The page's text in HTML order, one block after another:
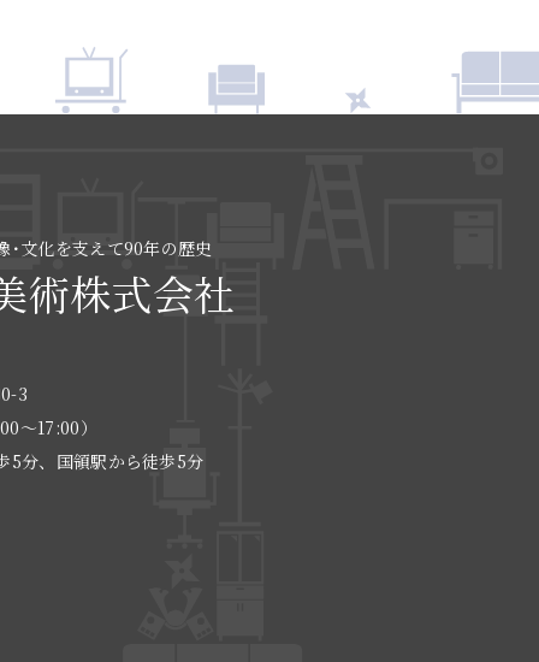
･文化を支えて90年の歴史
術株式会社
3
〜17:00）
分、国領駅から徒歩5分